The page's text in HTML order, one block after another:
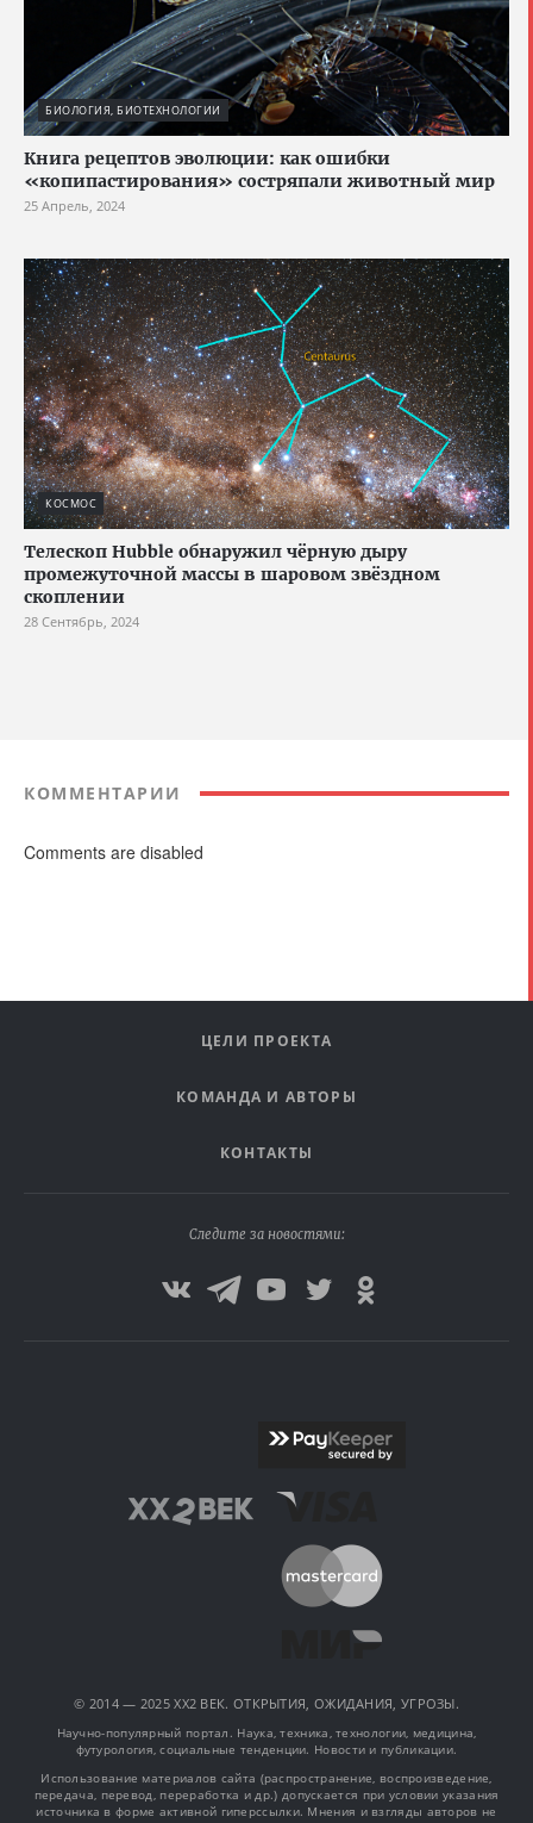
БИОЛОГИЯ, БИОТЕХНОЛОГИИ
Книга рецептов эволюции: как ошибки
«копипастирования» состряпали животный мир
25 Апрель, 2024
КОСМОС
Телескоп Hubble обнаружил чёрную дыру
промежуточной массы в шаровом звёздном
скоплении
28 Сентябрь, 2024
КОММЕНТАРИИ
Comments are disabled
ЦЕЛИ ПРОЕКТА
КОМАНДА И АВТОРЫ
КОНТАКТЫ
Следите за новостями:
© 2014 — 2025 XX2 ВЕК. ОТКРЫТИЯ, ОЖИДАНИЯ, УГРОЗЫ.
Научно-популярный портал. Наука, техника, технологии, медицина,
футурология, социальные тенденции. Новости и публикации.
Использование материалов сайта (распространение, воспроизведение,
передача, перевод, переработка и др.) допускается при условии указания
источника в форме активной гиперссылки. Мнения и взгляды авторов не